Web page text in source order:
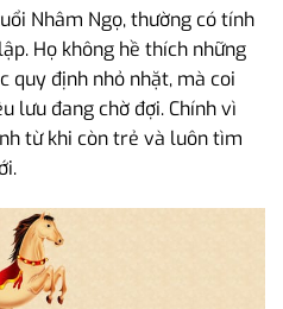
Nhâm Ngọ, thường có tính
Họ không hề thích những
quy định nhỏ nhặt, mà coi
lưu đang chờ đợi. Chính vì
từ khi còn trẻ và luôn tìm